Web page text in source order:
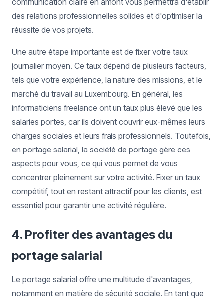
communication claire en amont vous permettra d'établir
des relations professionnelles solides et d'optimiser la
réussite de vos projets.
Une autre étape importante est de fixer votre taux
journalier moyen. Ce taux dépend de plusieurs facteurs,
tels que votre expérience, la nature des missions, et le
marché du travail au Luxembourg. En général, les
informaticiens freelance ont un taux plus élevé que les
salaries portes, car ils doivent couvrir eux-mêmes leurs
charges sociales et leurs frais professionnels. Toutefois,
en portage salarial, la société de portage gère ces
aspects pour vous, ce qui vous permet de vous
concentrer pleinement sur votre activité. Fixer un taux
compétitif, tout en restant attractif pour les clients, est
essentiel pour garantir une activité régulière.
4. Profiter des avantages du
portage salarial
Le portage salarial offre une multitude d'avantages,
notamment en matière de sécurité sociale. En tant que